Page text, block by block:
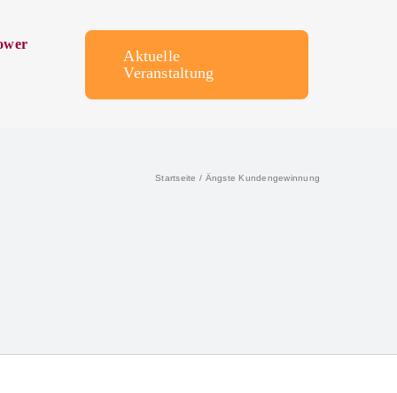
Aktuelle
Veranstaltung
Startseite Ängste Kundengewinnung